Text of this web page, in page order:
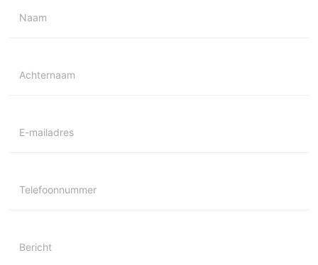
Naam
Achternaam
E-mailadres
Telefoonnummer
Bericht